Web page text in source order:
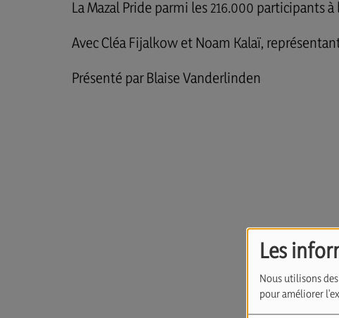
Les
Nous utilisons
pour améliorer
La Mazal Pride parmi les 216.000 participants
Avec Cléa Fijalkow et Noam Kalaï,
Présenté par Blaise Vanderlinden